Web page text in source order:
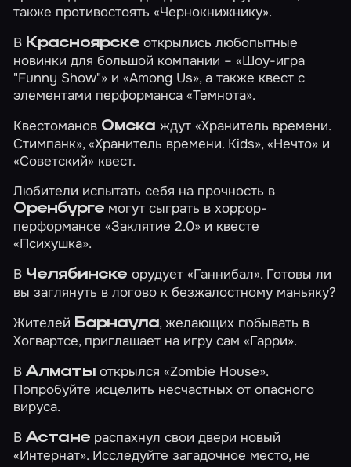
также противостоять«Чернокнижнику».
В Красноярскеоткрылись любопытные
новинки для большой компании –«Шоу-игра
"Funny Show"» и«Among Us», а также квест с
элементами перформанса«Темнота».
Квестоманов Омска ждут «Хранитель времени.
Стимпанк»,«Хранитель времени. Kids»,«Нечто» и
«Советский» квест.
Любители испытать себя на прочность в
Оренбурге могут сыграть в хоррор-
перформансе«Заклятие 2.0» и квесте
«Психушка».
В Челябинске орудует «Ганнибал». Готовы ли
вы заглянуть в логово к безжалостному маньяку?
Жителей Барнаула, желающих побывать в
Хогвартсе, приглашает на игру сам«Гарри».
ВАлматыоткрылся «Zombie House».
Попробуйте исцелить несчастных от опасного
вируса.
В Астанераспахнул свои двери новый
«Интернат». Исследуйте загадочное место, не